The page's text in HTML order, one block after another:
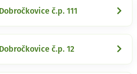
Dobročkovice č.p. 111
Dobročkovice č.p. 12